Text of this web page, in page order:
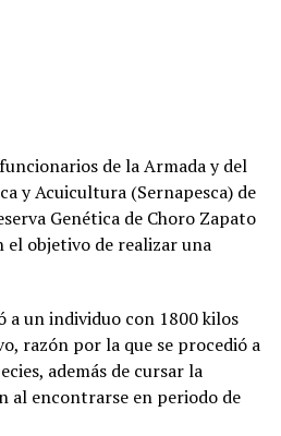
de la Armada y del
y Acuicultura (Sernapesca) de
Genética de Choro Zapato
el objetivo de realizar una
a un individuo con 1800 kilos
razón por la que se procedió a
además de cursar la
al encontrarse en periodo de